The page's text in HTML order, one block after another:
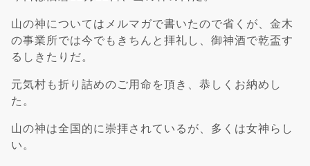
山の神についてはメルマガで書いたので省くが、金木
の事業所では今でもきちんと拝礼し、御神酒で乾盃す
るしきたりだ。
元気村も折り詰めのご用命を頂き、恭しくお納めし
た。
山の神は全国的に崇拝されているが、多くは女神らし
い。